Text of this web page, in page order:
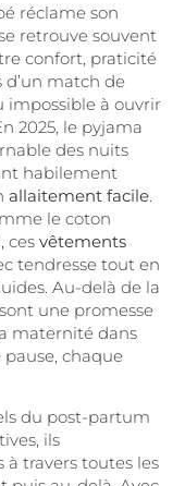
réclame son
retrouve souvent
confort, praticité
d’un match de
impossible à ouvrir
2025, le pyjama
des nuits
habilement
allaitement facile.
le coton
ces vêtements
tendresse tout en
Au-delà de la
une promesse
maternité dans
chaque
du post-partum
ils
travers toutes les